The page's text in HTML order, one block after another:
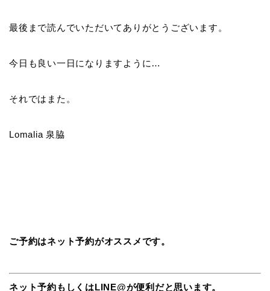
最後まで読んでいただいてありがとうございます。
今日も良い一日になりますように…
それではまた。
Lomalia 泉脇
ご予約はネット予約がオススメです。
ネット予約もしくはLINE@が便利だと思います。